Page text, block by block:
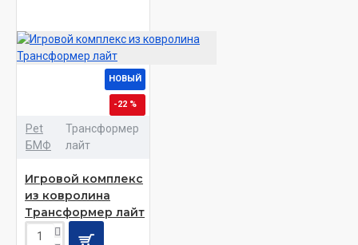
НОВЫЙ
-22 %
Pet
БМФ
Трансформер
лайт
Игровой комплекс
из ковролина
Трансформер лайт